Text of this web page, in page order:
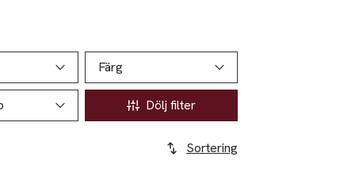
Färg
Dölj filter
Sortering